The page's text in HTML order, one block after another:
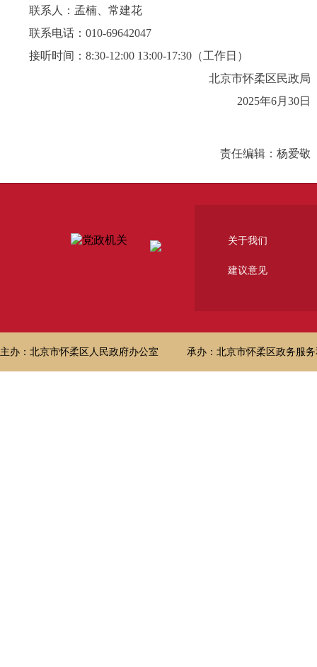
联系人：孟楠、常建花
联系电话：010-69642047
接听时间：8:30-12:00 13:00-17:30（工作日）
北京市怀柔区民政局
2025年6月30日
责任编辑：杨爱敬
关于我们
建议意见
主办：北京市怀柔区人民政府办公室 承办：北京市怀柔区政务服